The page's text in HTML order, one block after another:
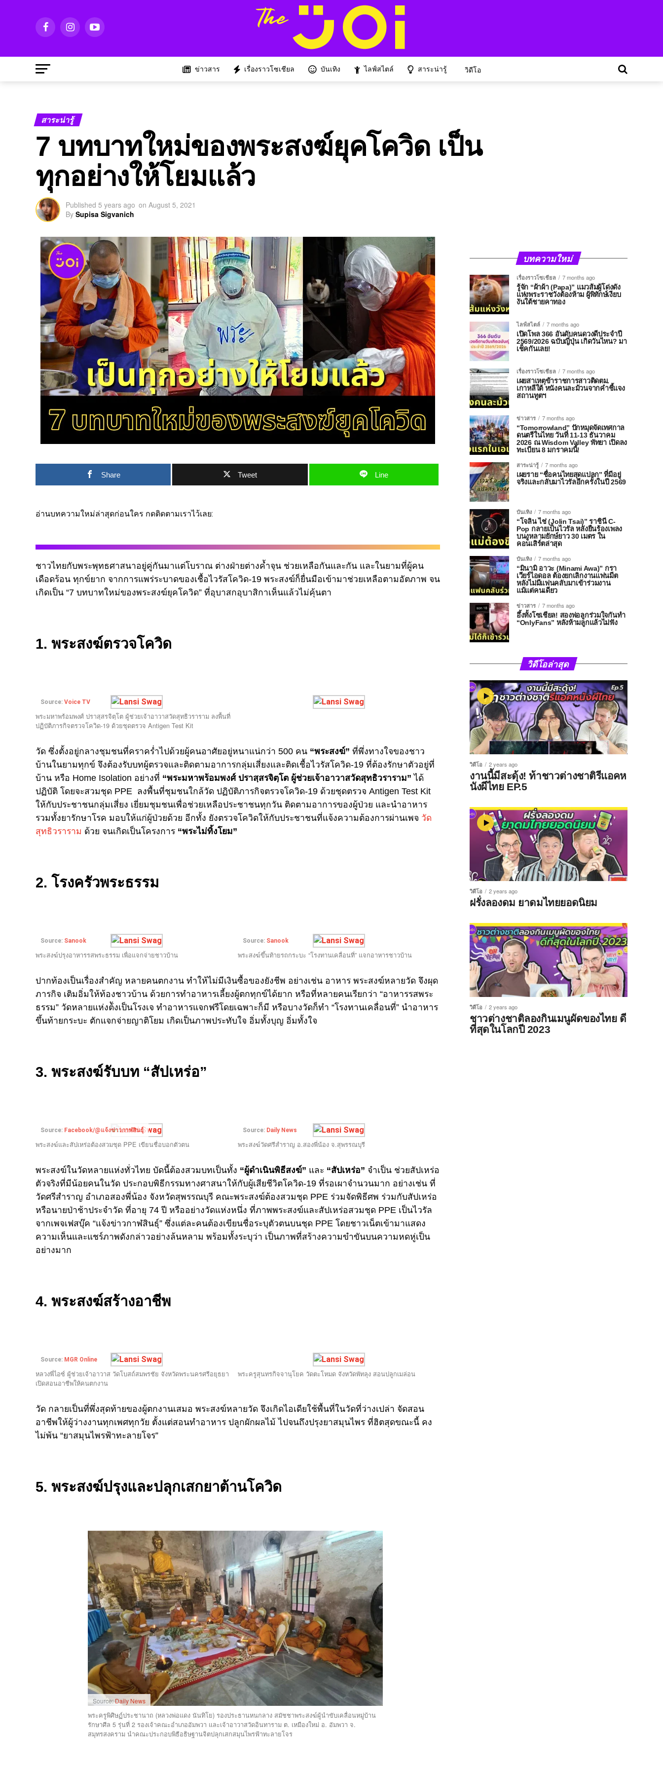
ข่าวสาร เรื่องราวโซเชียล บันเทิง ไลฟ์สไตล์ สาระน่ารู้ วิดีโอ
สาระน่ารู้
7 บทบาทใหม่ของพระสงฆ์ยุคโควิด เป็น
ทุกอย่างให้โยมแล้ว
Published 5 years ago on August 5, 2021
By Supisa Sigvanich
Share Tweet Line
อ่านบทความใหม่ล่าสุดก่อนใคร กดติดตามเราไว้เลย:
ชาวไทยกับพระพุทธศาสนาอยู่คู่กันมาแต่โบราณ ต่างฝ่ายต่างค้ำจุน ช่วยเหลือกันและกัน และในยามที่ผู้คน
เดือดร้อน ทุกข์ยาก จากการแพร่ระบาดของเชื้อไวรัสโควิด-19 พระสงฆ์ก็ยื่นมือเข้ามาช่วยเหลือตามอัตภาพ จน
เกิดเป็น “7 บทบาทใหม่ของพระสงฆ์ยุคโควิด” ที่อุบาสกอุบาสิกาเห็นแล้วไม่คุ้นตา
1. พระสงฆ์ตรวจโควิด
Source: Voice TV
พระมหาพร้อมพงศ์ ปราสฺสรจิตฺโต ผู้ช่วยเจ้าอาวาสวัดสุทธิวราราม ลงพื้นที่
ปฏิบัติภารกิจตรวจโควิด-19 ด้วยชุดตรวจ Antigen Test Kit
วัด ซึ่งตั้งอยู่กลางชุมชนที่คราคร่ำไปด้วยผู้คนอาศัยอยู่หนาแน่กว่า 500 คน “พระสงฆ์” ที่พึ่งทางใจของชาว
บ้านในยามทุกข์ จึงต้องรับบทผู้ตรวจและติดตามอาการกลุ่มเสี่ยงและติดเชื้อไวรัสโควิด-19 ที่ต้องรักษาตัวอยู่ที่
บ้าน หรือ Home Isolation อย่างที่ “พระมหาพร้อมพงศ์ ปราสฺสรจิตฺโต ผู้ช่วยเจ้าอาวาสวัดสุทธิวราราม” ได้
ปฏิบัติ โดยจะสวมชุด PPE ลงพื้นที่ชุมชนใกล้วัด ปฏิบัติภารกิจตรวจโควิด-19 ด้วยชุดตรวจ Antigen Test Kit
ให้กับประชาชนกลุ่มเสี่ยง เยี่ยมชุมชนเพื่อช่วยเหลือประชาชนทุกวัน ติดตามอาการของผู้ป่วย และนำอาหาร
รวมทั้งยารักษาโรค มอบให้แก่ผู้ป่วยด้วย อีกทั้ง ยังตรวจโควิดให้กับประชาชนที่แจ้งความต้องการผ่านเพจ วัด
สุทธิวราราม ด้วย จนเกิดเป็นโครงการ “พระไม่ทิ้งโยม”
2. โรงครัวพระธรรม
Source: Sanook
พระสงฆ์ปรุงอาหารรสพระธรรม เพื่อแจกจ่ายชาวบ้าน
Source: Sanook
พระสงฆ์ขึ้นท้ายรถกระบะ “โรงทานเคลื่อนที่” แจกอาหารชาวบ้าน
ปากท้องเป็นเรื่องสำคัญ หลายคนตกงาน ทำให้ไม่มีเงินซื้อของยังชีพ อย่างเช่น อาหาร พระสงฆ์หลายวัด จึงผุด
ภารกิจ เติมอิ่มให้ท้องชาวบ้าน ด้วยการทำอาหารเลี้ยงผู้ตกทุกข์ได้ยาก หรือที่หลายคนเรียกว่า “อาหารรสพระ
ธรรม” วัดหลายแห่งต้ังเป็นโรงเจ ทำอาหารแจกฟรีโดยเฉพาะก็มี หรือบางวัดก็ทำ “โรงทานเคลื่อนที่” นำอาหาร
ขึ้นท้ายกระบะ ตักแจกจ่ายญาติโยม เกิดเป็นภาพประทับใจ อิ่มทั้งบุญ อิ่มทั้งใจ
3. พระสงฆ์รับบท “สัปเหร่อ”
Source: Facebook/@แจ้งข่าวกาฬสินธุ์
พระสงฆ์และสัปเหร่อต้องสวมชุด PPE เขียนชื่อบอกตัวตน
Source: Daily News
พระสงฆ์วัดศรีสำราญ อ.สองพี่น้อง จ.สุพรรณบุรี
พระสงฆ์ในวัดหลายแห่งทั่วไทย บัดนี้ต้องสวมบทเป็นทั้ง “ผู้ดำเนินพิธีสงฆ์” และ “สัปเหร่อ” จำเป็น ช่วยสัปเหร่อ
ตัวจริงที่มีน้อยคนในวัด ประกอบพิธีกรรมทางศาสนาให้กับผู้เสียชีวิตโควิด-19 ที่รอเผาจำนวนมาก อย่างเช่น ที่
วัดศรีสำราญ อำเภอสองพี่น้อง จังหวัดสุพรรณบุรี คณะพระสงฆ์ต้องสวมชุด PPE ร่วมจัดพิธีศพ ร่วมกับสัปเหร่อ
หรือนายป่าช้าประจำวัด ที่อายุ 74 ปี หรืออย่างวัดแห่งหนึ่ง ที่ภาพพระสงฆ์และสัปเหร่อสวมชุด PPE เป็นไวรัล
จากเพจเฟสบุ๊ค “แจ้งข่าวกาฬสินธุ์” ซึ่งแต่ละคนต้องเขียนชื่อระบุตัวตนบนชุด PPE โดยชาวเน็ตเข้ามาแสดง
ความเห็นและแชร์ภาพดังกล่าวอย่างล้นหลาม พร้อมทั้งระบุว่า เป็นภาพที่สร้างความขำขันบนความหดหู่เป็น
อย่างมาก
4. พระสงฆ์สร้างอาชีพ
Source: MGR Online
หลวงพี่ไอซ์ ผู้ช่วยเจ้าอาวาส วัดโบสถ์สมพรชัย จังหวัดพระนครศรีอยุธยา
เปิดสอนอาชีพให้คนตกงาน
พระครูสุนทรกิจจานุโยค วัดตะโหมด จังหวัดพัทลุง สอนปลูกเมล่อน
วัด กลายเป็นที่พึ่งสุดท้ายของผู้ตกงานเสมอ พระสงฆ์หลายวัด จึงเกิดไอเดียใช้พื้นที่ในวัดที่ว่างเปล่า จัดสอน
อาชีพให้ผู้ว่างงานทุกเพศทุกวัย ตั้งแต่สอนทำอาหาร ปลูกผักผลไม้ ไปจนถึงปรุงยาสมุนไพร ที่ฮิตสุดขณะนี้ คง
ไม่พ้น “ยาสมุนไพรฟ้าทะลายโจร”
5. พระสงฆ์ปรุงและปลุกเสกยาต้านโควิด
Source:Daily News
พระครูพิศิษฏ์ประชานาถ (หลวงพ่อแดง นันทิโย) รองประธานหนกลาง สมัชชาพระสงฆ์ผู้นำขับเคลื่อนหมู่บ้าน
รักษาศีล 5 รุ่นที่ 2 รองเจ้าคณะอำเภออัมพวา และเจ้าอาวาสวัดอินทาราม ต. เหมืองใหม่ อ. อัมพวา จ.
สมุทรสงคราม นำคณะประกอบพิธีอธิษฐานจิตปลุกเสกสมุนไพรฟ้าทะลายโจร
บทความใหม่
เรื่องราวโซเชียล
7 months ago
รู้จัก “ผ้าผ้า (Papa)” แมวส้มผู้โด่งดัง
แห่งพระราชวังต้องห้าม ผู้พิทักษ์เงียบ
งันใต้ชายคาทอง
ไลฟ์สไตล์
7 months ago
เปิดโพล 366 อันดับคนดวงดีประจำปี
2569/2026 ฉบับญี่ปุ่น เกิดวันไหน? มา
เช็คกันเลย!
เรื่องราวโซเชียล
7 months ago
เผยสาเหตุข้าราชการสาวติดตม.
เกาหลีใต้ หนังคนละม้วนจากคำชี้แจง
สถานทูตฯ
ข่าวสาร
7 months ago
“Tomorrowland” ปักหมุดจัดเทศกาล
ดนตรีในไทย วันที่ 11-13 ธันวาคม
2026 ณ Wisdom Valley พัทยา เปิดลง
ทะเบียน 8 มกราคมนี้!
สาระน่ารู้
7 months ago
เผยราย “ชื่อคนไทยสุดแปลก” ที่มีอยู่
จริงและกลับมาไวรัลอีกครั้งในปี 2569
บันเทิง
7 months ago
“โจลิน ไช่ (Jolin Tsai)” ราชินี C-
Pop กลายเป็นไวรัล หลังยืนร้องเพลง
บนงูหลามยักษ์ยาว 30 เมตร ใน
คอนเสิร์ตล่าสุด
บันเทิง
7 months ago
“มินามิ อาวะ (Minami Awa)” กรา
เวียร์ไอดอล ต้องยกเลิกงานแฟนมีต
หลังไม่มีแฟนคลับมาเข้าร่วมงาน
แม้แต่คนเดียว
ข่าวสาร
7 months ago
อึ้งทั้งโซเชียล! สองพ่อลูกร่วมใจกันทำ
“OnlyFans” หลังห้ามลูกแล้วไม่ฟัง
วิดีโอล่าสุด
วิดีโอ 2 years ago
งานนี้มีสะดุ้ง! ท้าชาวต่างชาติรีแอคห
นังผีไทย EP.5
วิดีโอ 2 years ago
ฝรั่งลองดม ยาดมไทยยอดนิยม
วิดีโอ 2 years ago
ชาวต่างชาติลองกินเมนูผัดของไทย ดี
ที่สุดในโลกปี 2023